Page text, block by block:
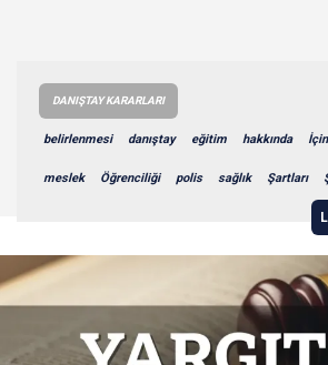
DANIŞTAY KARARLARI
belirlenmesi danıştay eğitim hakkında İçin
meslek Öğrenciliği polis sağlık Şartları